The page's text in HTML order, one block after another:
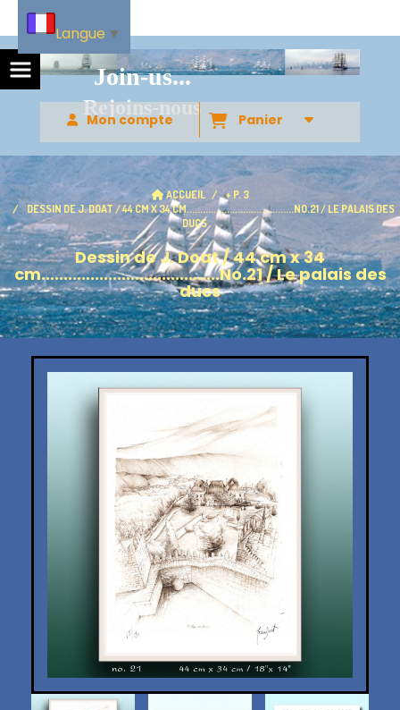
Join-us...
Rejoins-nous
Mon compte Panier
ACCUEIL
+ P. 3
DESSIN DE J. DOAT / 44 CM X 34 CM........................................NO.21 / LE PALAIS DES
DUCS
Dessin de J. Doat / 44 cm x 34
cm........................................No.21 / Le palais des
ducs
Langue ▼